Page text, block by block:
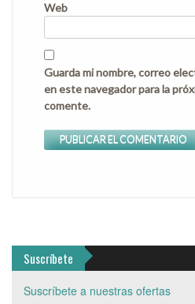
Web
Guarda mi nombre, correo
en este navegador para la
comente.
Suscríbete
Suscríbete a nuestras ofertas